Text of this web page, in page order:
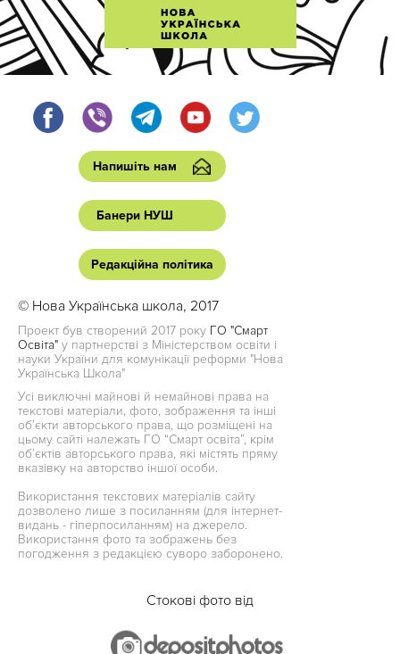
Напишіть нам
Банери НУШ
Редакційна політика
© Нова Українська школа, 2017
Проект був створений 2017 року ГО "Смарт
Освіта" у партнерстві з Міністерством освіти і
науки України для комунікації реформи "Нова
Українська Школа"
Усі виключні майнові й немайнові права на
текстові матеріали, фото, зображення та інші
об’єкти авторського права, що розміщені на
цьому сайті належать ГО “Смарт освіта”, крім
об’єктів авторського права, які містять пряму
вказівку на авторство іншої особи.
Використання текстових матеріалів сайту
дозволено лише з посиланням (для інтернет-
видань - гіперпосиланням) на джерело.
Використання фото та зображень без
погодження з редакцією суворо заборонено.
Стокові фото від